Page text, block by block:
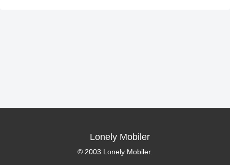
Lonely Mobiler
© 2003 Lonely Mobiler.